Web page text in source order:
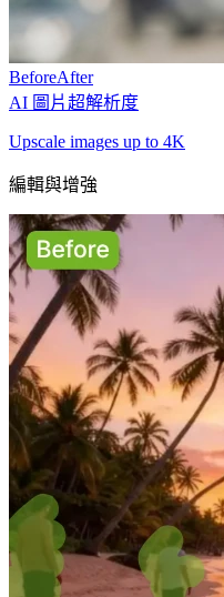
BeforeAfter
AI 圖片超解析度
Upscale images up to 4K
編輯與增強